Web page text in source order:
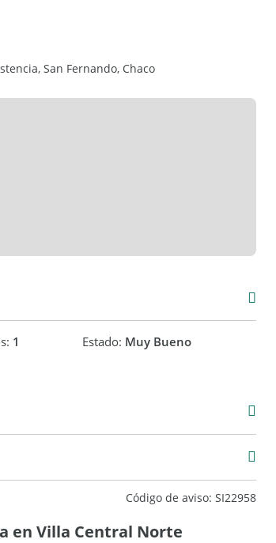
SI22958
San Fernando, Chaco
1 Estado: Muy Bueno
Código de aviso: SI22958
en Villa Central Norte